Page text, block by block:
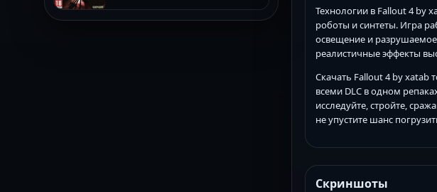
Технологии в Fallout 4 by
роботы и синтеты. Игра
освещение и
реалистичные эффекты
Скачать Fallout 4 by xatab
всеми DLC в одном
исследуйте, стройте,
не упустите шанс
Скриншоты